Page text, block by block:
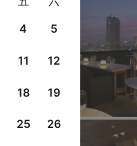
4 5
11 12
18 19
25 26